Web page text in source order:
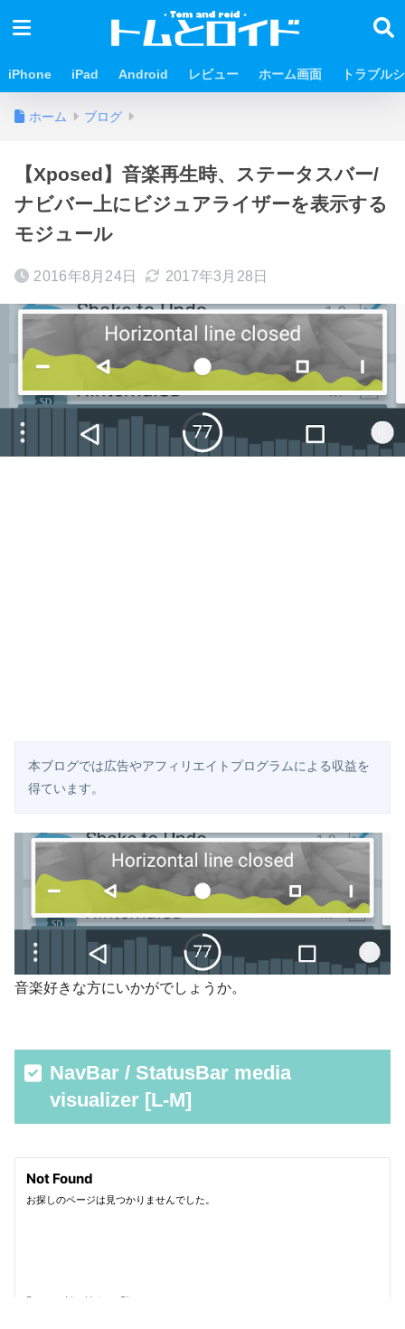
iPhone iPad Android レビュー ホーム画面 トラブル
ホーム ブログ
【Xposed】音楽再生時、ステータスバー/
ナビバー上にビジュアライザーを表示する
モジュール
2016年8月24日 2017年3月28日
本ブログでは広告やアフィリエイトプログラムによる収益を
得ています。
音楽好きな方にいかがでしょうか。
NavBar / StatusBar media
visualizer [L-M]